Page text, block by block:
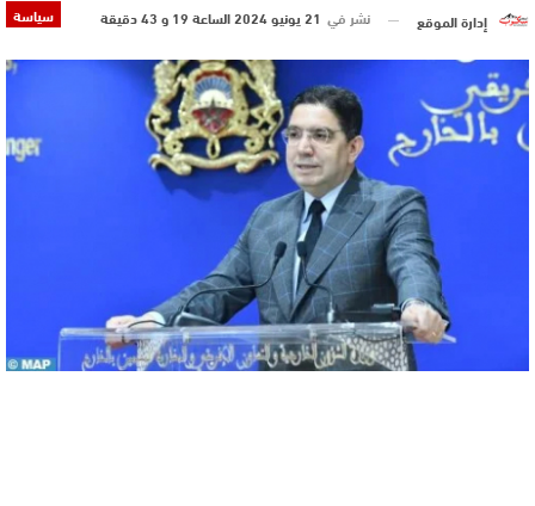
سياسة إدارة الموقع نشر في 21 يونيو 2024 الساعة 19 و 43 دقيقة